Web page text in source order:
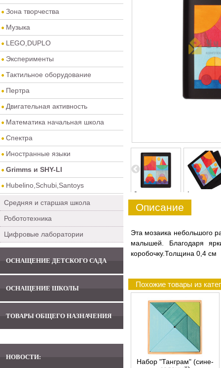
Зона творчества
Музыка
LEGO,DUPLO
Эксперименты
Тактильное оборудование
Пертра
Двигательная активность
Математика начальная школа
Спектра
Иностранные языки
Grimms и SHY-LI
Hubelino,Schubi,Santoys
Средняя и старшая школа
Робототехника
Цифровые лаборатории
ОСНАЩЕНИЕ ДЕТСКОГО САДА
ОСНАЩЕНИЕ ШКОЛЫ
ТОВАРЫ ОБЩЕГО НАЗНАЧЕНИЯ
НОВОСТИ:
7 8 0 1
Описание
Эта мозаика небольшого
малышей. Благодаря
коробочку.Толщина 0,4 см
Похожие товары из
Набор "Танграм" (сине-